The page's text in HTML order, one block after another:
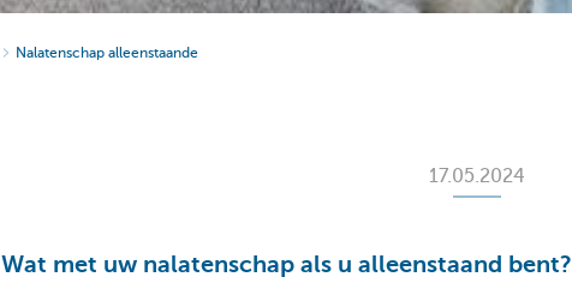
Nalatenschap alleenstaande
17.05.2024
Wat met uw nalatenschap als u alleenstaand bent?